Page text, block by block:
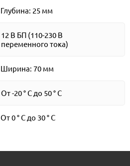
Глубина: 25 мм
12 В БП (110-230 В
переменного тока)
Ширина: 70 мм
От -20 ° C до 50 ° C
От 0 ° C до 30 ° C